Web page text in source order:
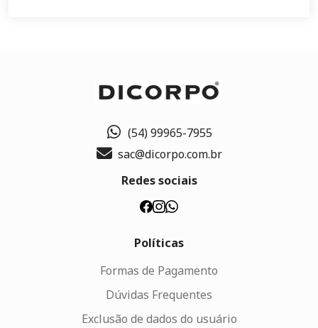
(54) 99965-7955
sac@dicorpo.com.br
Redes sociais
Políticas
Formas de Pagamento
Dúvidas Frequentes
Exclusão de dados do usuário